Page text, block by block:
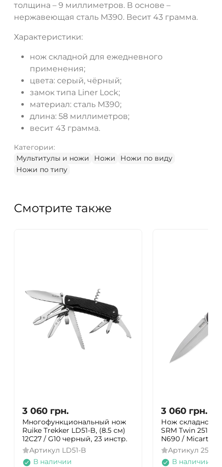
толщина – 9 миллиметров. В основе –
нержавеющая сталь M390. Весит 43 грамма.
Характеристики:
нож складной для ежедневного
применения;
цвета: серый, чёрный;
замок типа Liner Lock;
материал: сталь M390;
длина: 58 миллиметров;
весит 43 грамма.
Категории:
Мультитулы и ножи
Ножи
Ножи по виду
Ножи по типу
Смотрите также
3 060 грн.
Многофункциональный нож
Ruike Trekker LD51-B, (8.5 см)
12C27 / G10 черный, 23 инстр.
Артикул LD51-B
В наличии
3 060 грн.
Нож складной
SRM Twin
N690 / Micarta
Артикул
В наличии